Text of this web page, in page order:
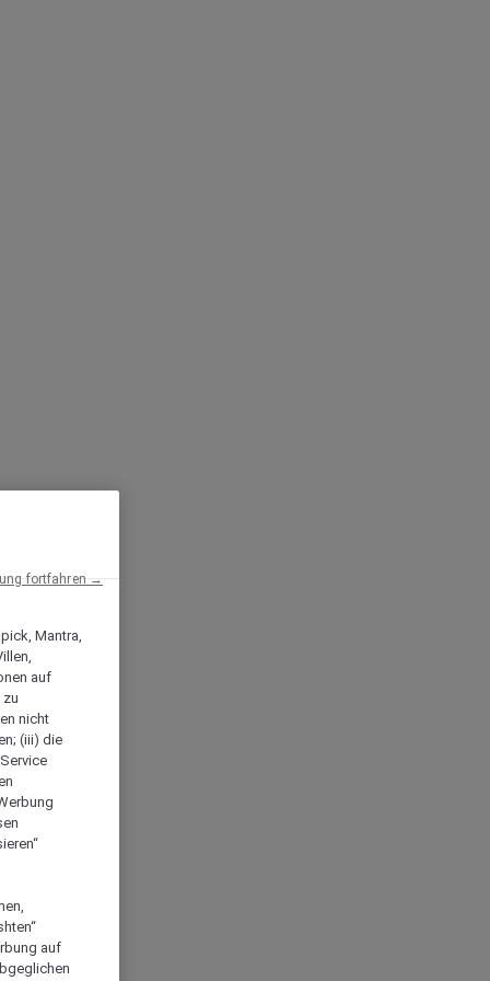
Mantra,
auf
zu
nicht
(iii) die
auf
fortfahren →